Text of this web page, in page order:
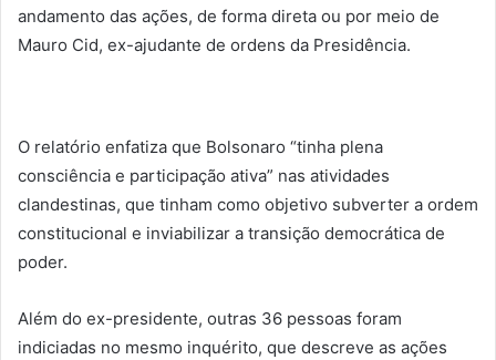
andamento das ações, de forma direta ou por meio de
Mauro Cid, ex-ajudante de ordens da Presidência.
O relatório enfatiza que Bolsonaro “tinha plena
consciência e participação ativa” nas atividades
clandestinas, que tinham como objetivo subverter a ordem
constitucional e inviabilizar a transição democrática de
poder.
Além do ex-presidente, outras 36 pessoas foram
indiciadas no mesmo inquérito, que descreve as ações